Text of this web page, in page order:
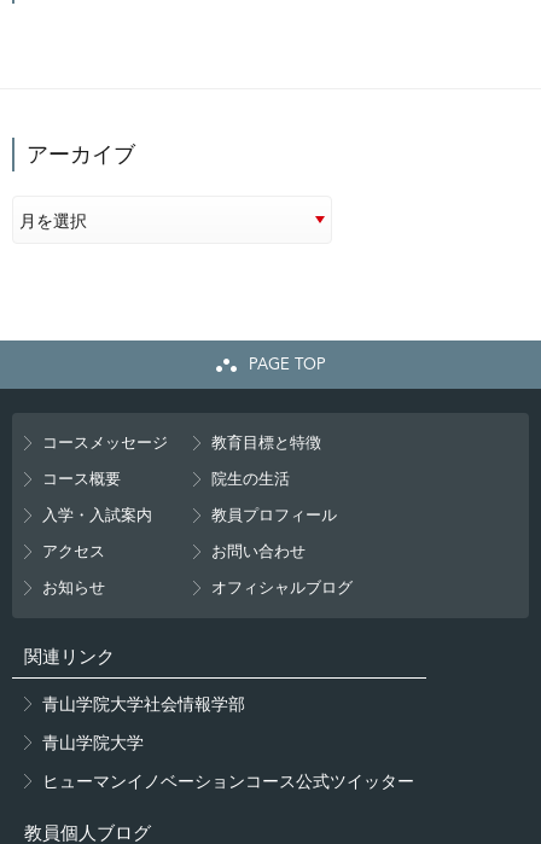
アーカイブ
月を選択
PAGE TOP
コースメッセージ
教育目標と特徴
コース概要
院生の生活
入学・入試案内
教員プロフィール
アクセス
お問い合わせ
お知らせ
オフィシャルブログ
関連リンク
青山学院大学社会情報学部
青山学院大学
ヒューマンイノベーションコース公式ツイッター
教員個人ブログ